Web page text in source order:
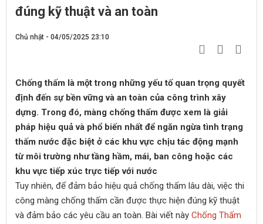
đúng kỹ thuật và an toàn
Chủ nhật - 04/05/2025 23:10
Chống thấm là một trong những yếu tố quan trọng quyết
định đến sự bền vững và an toàn của công trình xây
dựng. Trong đó, màng chống thấm được xem là giải
pháp hiệu quả và phổ biến nhất để ngăn ngừa tình trạng
thấm nước đặc biệt ở các khu vực chịu tác động mạnh
từ môi trường như tầng hầm, mái, ban công hoặc các
khu vực tiếp xúc trực tiếp với nước
Tuy nhiên, để đảm bảo hiệu quả chống thấm lâu dài, việc thi
công màng chống thấm cần được thực hiện đúng kỹ thuật
và đảm bảo các yêu cầu an toàn. Bài viết này Chống Thấm